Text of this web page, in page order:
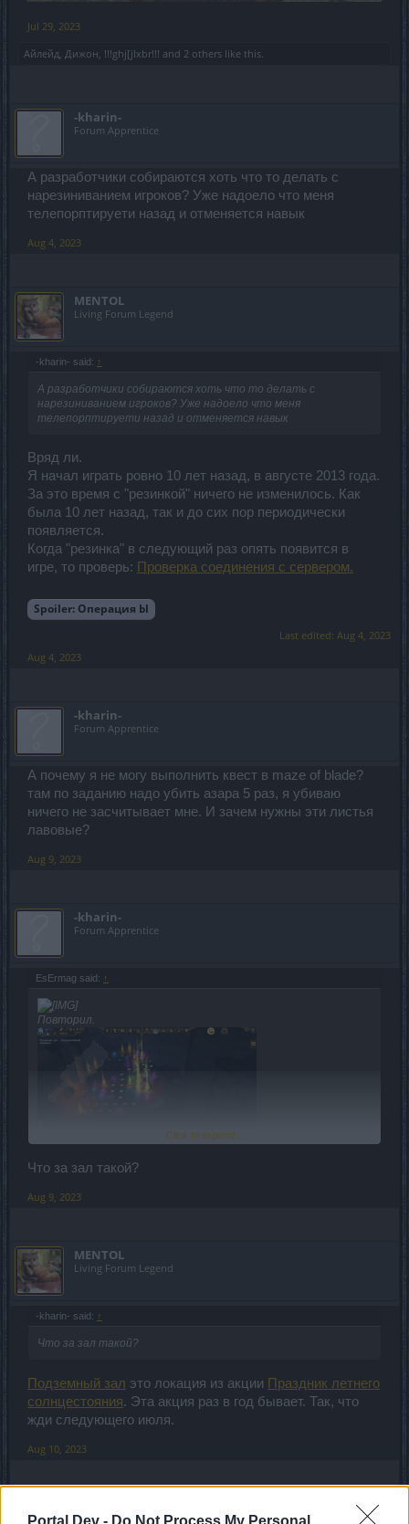
Portal Dev - Do Not Process My Personal
Jul 29, 2023
Айлейд Дижон !!!ghj[jlxbr!!! and 2 others like this.
-kharin-
Forum Apprentice
А разработчики собираются хоть что то делать с
нарезиниванием игроков? Уже надоело что меня
телепорптируети назад и отменяется навык
Aug 4, 2023
MENTOL
Living Forum Legend
-kharin- said: ↑
А разработчики собираются хоть что то делать с
нарезиниванием игроков? Уже надоело что меня
телепорптируети назад и отменяется навык
Вряд ли.
Я начал играть ровно 10 лет назад, в августе 2013 года.
За это время с "резинкой" ничего не изменилось. Как
была 10 лет назад, так и до сих пор периодически
появляется.
Когда "резинка" в следующий раз опять появится в
игре, то проверь: Проверка соединения с сервером.
Spoiler: Операция Ы
Last edited: Aug 4, 2023
Aug 4, 2023
-kharin-
Forum Apprentice
А почему я не могу выполнить квест в maze of blade?
там по заданию надо убить азара 5 раз, я убиваю
ничего не засчитывает мне. И зачем нужны эти листья
лавовые?
Aug 9, 2023
-kharin-
Forum Apprentice
EsErmag said: ↑
Повторил.
Теперь мой перс уже не днище
Click to expand...
Что за зал такой?
Aug 9, 2023
MENTOL
Living Forum Legend
-kharin- said: ↑
Что за зал такой?
Подземный зал это локация из акции Праздник летнего
солнцестояния. Эта акция раз в год бывает. Так, что
жди следующего июля.
Aug 10, 2023
Forum Apprentice